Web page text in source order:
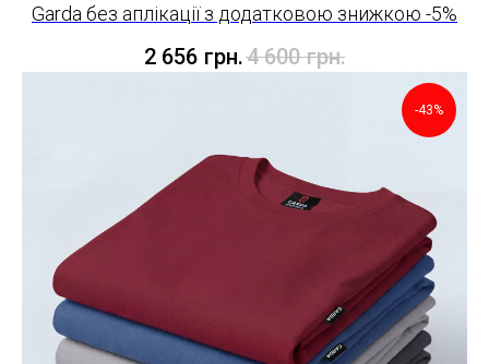
Garda без аплікації з додатковою знижкою -5%
2 656 грн.4 600 грн.
-43%